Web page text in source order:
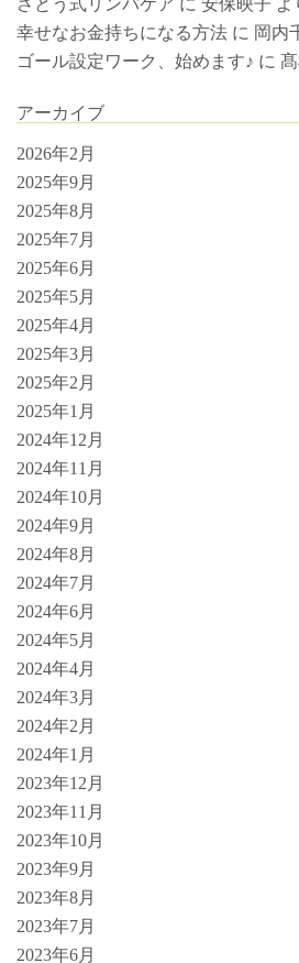
さとう式リンパケア に 安保映子 よ
幸せなお金持ちになる方法 に 岡内
ゴール設定ワーク、始めます♪ に
アーカイブ
2026年2月
2025年9月
2025年8月
2025年7月
2025年6月
2025年5月
2025年4月
2025年3月
2025年2月
2025年1月
2024年12月
2024年11月
2024年10月
2024年9月
2024年8月
2024年7月
2024年6月
2024年5月
2024年4月
2024年3月
2024年2月
2024年1月
2023年12月
2023年11月
2023年10月
2023年9月
2023年8月
2023年7月
2023年6月